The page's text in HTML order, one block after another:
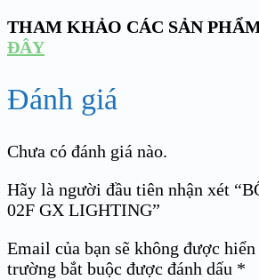
THAM KHẢO CÁC SẢN
ĐÂY
Đánh giá
Chưa có đánh giá nào.
Hãy là người đầu tiên nhận xét
02F GX LIGHTING”
Email của bạn sẽ không được
trường bắt buộc được đánh dấu *